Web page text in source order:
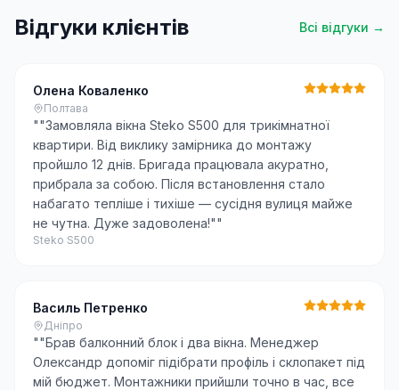
Відгуки клієнтів Всі відгуки →
Олена Коваленко
Полтава
""Замовляла вікна Steko S500 для трикімнатної
квартири. Від виклику замірника до монтажу
пройшло 12 днів. Бригада працювала акуратно,
прибрала за собою. Після встановлення стало
набагато тепліше і тихіше — сусідня вулиця майже
не чутна. Дуже задоволена!""
Steko S500
Василь Петренко
Дніпро
""Брав балконний блок і два вікна. Менеджер
Олександр допоміг підібрати профіль і склопакет під
мій бюджет. Монтажники прийшли точно в час, все